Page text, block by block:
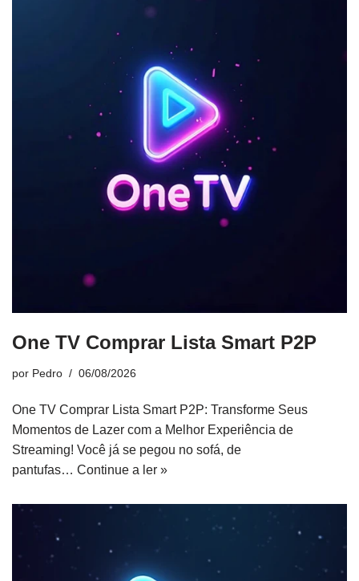
One TV Comprar Lista Smart P2P
por Pedro 06/08/2026
One TV Comprar Lista Smart P2P: Transforme Seus
Momentos de Lazer com a Melhor Experiência de
Streaming! Você já se pegou no sofá, de
pantufas… Continue a ler »